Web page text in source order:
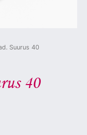
Suurus 40
40